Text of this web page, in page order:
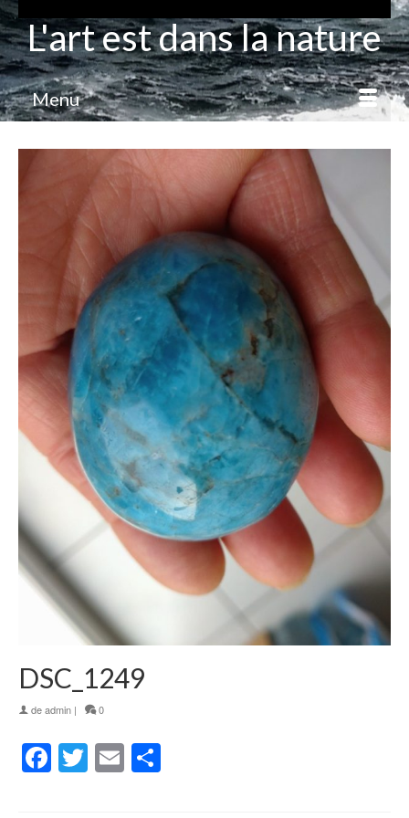
L'art est dans la nature
Menu
DSC_1249
deadmin | 0
Facebook
Twitter
Email